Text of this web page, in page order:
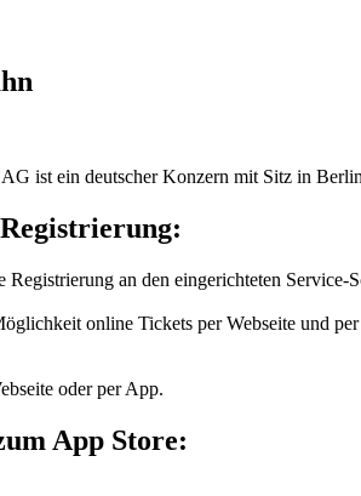
ist ein deutscher Konzern mit Sitz in
Registrierung an den eingerichteten
online Tickets per Webseite und
oder per App.
App Store: